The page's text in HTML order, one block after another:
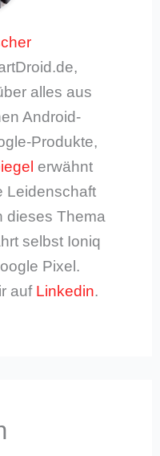
alles aus
Android-
Produkte,
erwähnt
Leidenschaft
dieses Thema
selbst Ioniq
Pixel.
auf Linkedin.